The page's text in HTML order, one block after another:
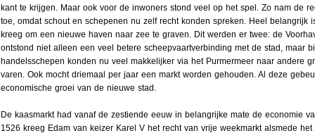
kant te krijgen. Maar ook voor de inwoners stond veel op het spel. Zo nam de
toe, omdat schout en schepenen nu zelf recht konden spreken. Heel belangrijk
kreeg om een nieuwe haven naar zee te graven. Dit werden er twee: de
ontstond niet alleen een veel betere scheepvaartverbinding met de stad, maar
handelsschepen konden nu veel makkelijker via het Purmermeer naar andere
varen. Ook mocht driemaal per jaar een markt worden gehouden. Al deze
economische groei van de nieuwe stad.
De kaasmarkt had vanaf de zestiende eeuw in belangrijke mate de economie
1526 kreeg Edam van keizer Karel V het recht van vrije weekmarkt alsmede